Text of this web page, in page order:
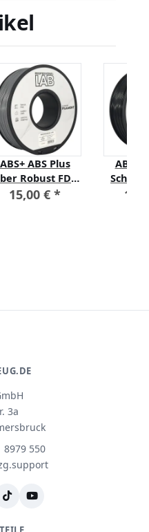
ABS+ ABS Plus
Robust FDM
3D Drucker
15,00 € *
ABS+
FDM
3a
8979 550